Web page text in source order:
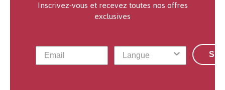
Inscrivez-vous et recevez toutes nos offres
exclusives